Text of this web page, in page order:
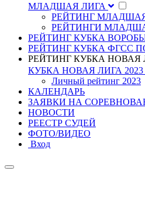
МЛАДШАЯ ЛИГА
РЕЙТИНГ МЛАДШАЯ
РЕЙТИНГИ
РЕЙТИНГ КУБКА
РЕЙТИНГ КУБКА ФГСС
РЕЙТИНГ КУБКА НОВАЯ
КУБКА НОВАЯ ЛИГА 2023
Личный рейтинг 2023
КАЛЕНДАРЬ
ЗАЯВКИ НА
НОВОСТИ
РЕЕСТР СУДЕЙ
ФОТО/ВИДЕО
Вход